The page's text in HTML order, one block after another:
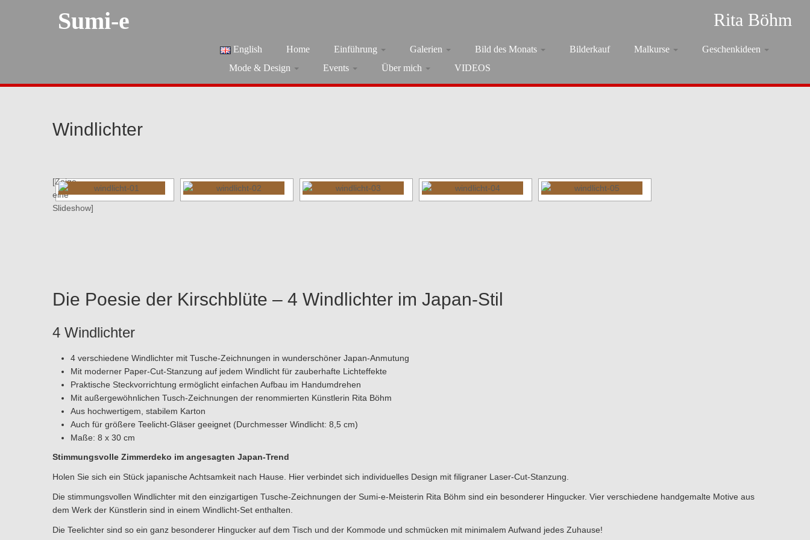
Sumi-e Rita Böhm
English Home Einführung Galerien Bild des Monats Bilderkauf Malkurse
Geschenkideen
Mode & Design
Events Über mich VIDEOS
Windlichter
[Zeige
eine
Slideshow]
Die Poesie der Kirschblüte – 4 Windlichter im Japan-Stil
4 Windlichter
4 verschiedene Windlichter mit Tusche-Zeichnungen in wunderschöner Japan-Anmutung
Mit moderner Paper-Cut-Stanzung auf jedem Windlicht für zauberhafte Lichteffekte
Praktische Steckvorrichtung ermöglicht einfachen Aufbau im Handumdrehen
Mit außergewöhnlichen Tusch-Zeichnungen der renommierten Künstlerin Rita Böhm
Aus hochwertigem, stabilem Karton
Auch für größere Teelicht-Gläser geeignet (Durchmesser Windlicht: 8,5 cm)
Maße: 8 x 30 cm
Stimmungsvolle Zimmerdeko im angesagten Japan-Trend
Holen Sie sich ein Stück japanische Achtsamkeit nach Hause. Hier verbindet sich individuelles Design mit filigraner Laser-Cut-Stanzung.
Die stimmungsvollen Windlichter mit den einzigartigen Tusche-Zeichnungen der Sumi-e-Meisterin Rita Böhm sind ein besonderer Hingucker. Vier verschiedene handgemalte Motive aus
dem Werk der Künstlerin sind in einem Windlicht-Set enthalten.
Die Teelichter sind so ein ganz besonderer Hingucker auf dem Tisch und der Kommode und schmücken mit minimalem Aufwand jedes Zuhause!